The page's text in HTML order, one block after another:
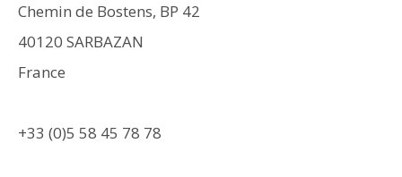
Chemin de Bostens, BP 42
40120 SARBAZAN
France
+33 (0)5 58 45 78 78